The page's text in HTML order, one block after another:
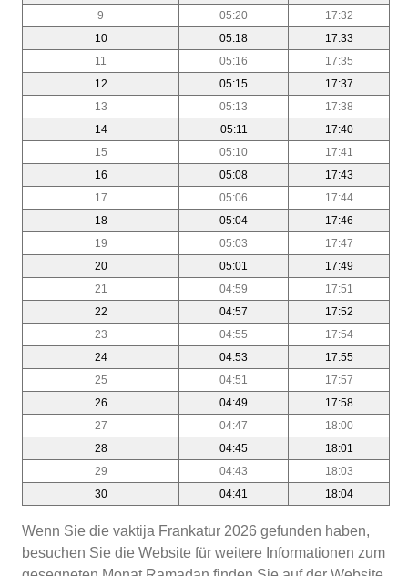
9
05:20
17:32
10
05:18
17:33
11
05:16
17:35
12
05:15
17:37
13
05:13
17:38
14
05:11
17:40
15
05:10
17:41
16
05:08
17:43
17
05:06
17:44
18
05:04
17:46
19
05:03
17:47
20
05:01
17:49
21
04:59
17:51
22
04:57
17:52
23
04:55
17:54
24
04:53
17:55
25
04:51
17:57
26
04:49
17:58
27
04:47
18:00
28
04:45
18:01
29
04:43
18:03
30
04:41 18:04
Wenn Sie die vaktija Frankatur 2026 gefunden haben,
besuchen Sie die Website für weitere Informationen zum